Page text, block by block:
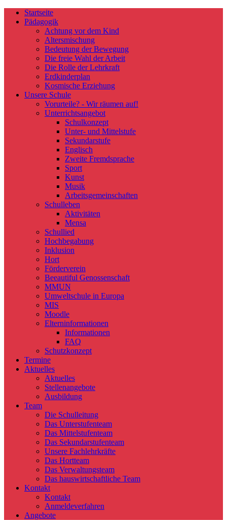
Startseite
Pädagogik
Achtung vor dem Kind
Altersmischung
Bedeutung der Bewegung
Die freie Wahl der Arbeit
Die Rolle der Lehrkraft
Erdkinderplan
Kosmische Erziehung
Unsere Schule
Vorurteile? - Wir räumen auf!
Unterrichtsangebot
Schulkonzept
Unter- und Mittelstufe
Sekundarstufe
Englisch
Zweite Fremdsprache
Sport
Kunst
Musik
Arbeitsgemeinschaften
Schulleben
Aktivitäten
Mensa
Schullied
Hochbegabung
Inklusion
Hort
Förderverein
Beeautiful Genossenschaft
MMUN
Umweltschule in Europa
MIS
Moodle
Elterninformationen
Informationen
FAQ
Schutzkonzept
Termine
Aktuelles
Aktuelles
Stellenangebote
Ausbildung
Team
Die Schulleitung
Das Unterstufenteam
Das Mittelstufenteam
Das Sekundarstufenteam
Unsere Fachlehrkräfte
Das Hortteam
Das Verwaltungsteam
Das hauswirtschaftliche Team
Kontakt
Kontakt
Anmeldeverfahren
Angebote